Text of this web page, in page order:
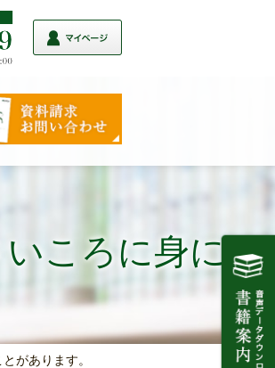
ころに身につ
があります。